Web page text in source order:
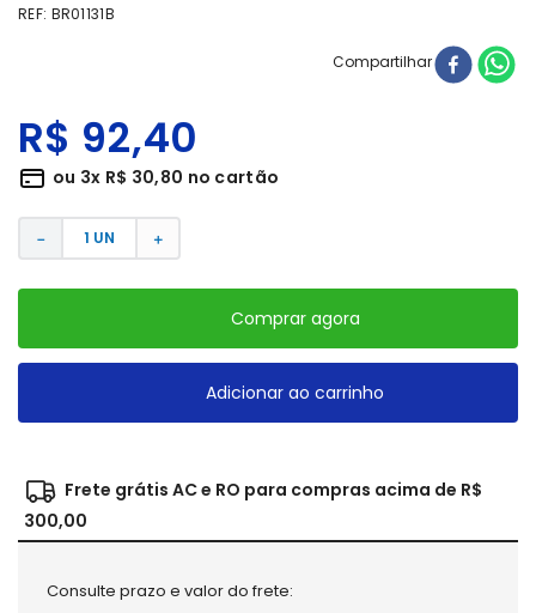
REF: BR01131B
Compartilhar
R$ 92,40
ou 3x R$ 30,80 no cartão
＋
－
Comprar agora
Adicionar ao carrinho
Frete grátis AC e RO para compras acima de R$
300,00
Consulte prazo e valor do frete: